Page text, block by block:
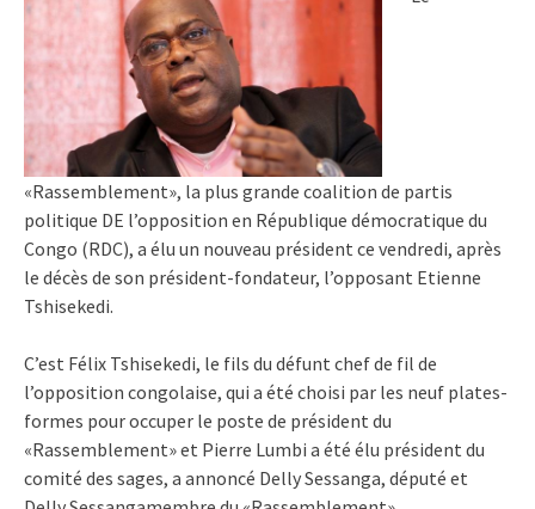
«Rassemblement», la plus grande coalition de partis
politique DE l’opposition en République démocratique du
Congo (RDC), a élu un nouveau président ce vendredi, après
le décès de son président-fondateur, l’opposant Etienne
Tshisekedi.
C’est Félix Tshisekedi, le fils du défunt chef de fil de
l’opposition congolaise, qui a été choisi par les neuf plates-
formes pour occuper le poste de président du
«Rassemblement» et Pierre Lumbi a été élu président du
comité des sages, a annoncé Delly Sessanga, député et